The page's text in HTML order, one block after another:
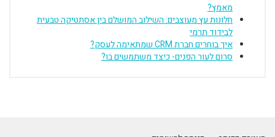
המושלם בין אסתטיקה טבעית
בו?